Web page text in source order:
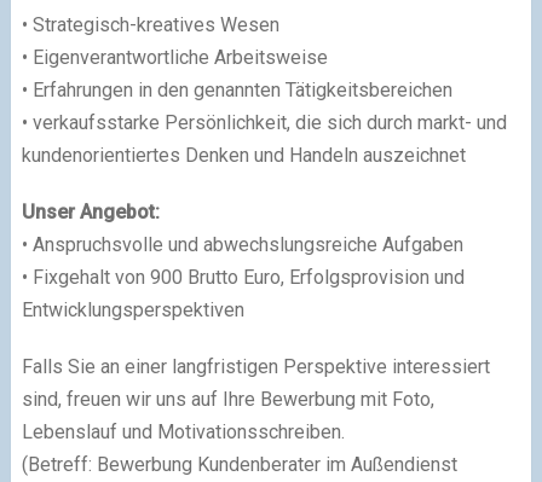
• Strategisch-kreatives Wesen
• Eigenverantwortliche Arbeitsweise
• Erfahrungen in den genannten Tätigkeitsbereichen
• verkaufsstarke Persönlichkeit, die sich durch markt- und
kundenorientiertes Denken und Handeln auszeichnet
Unser Angebot:
• Anspruchsvolle und abwechslungsreiche Aufgaben
• Fixgehalt von 900 Brutto Euro, Erfolgsprovision und
Entwicklungsperspektiven
Falls Sie an einer langfristigen Perspektive interessiert
sind, freuen wir uns auf Ihre Bewerbung mit Foto,
Lebenslauf und Motivationsschreiben.
(Betreff: Bewerbung Kundenberater im Außendienst